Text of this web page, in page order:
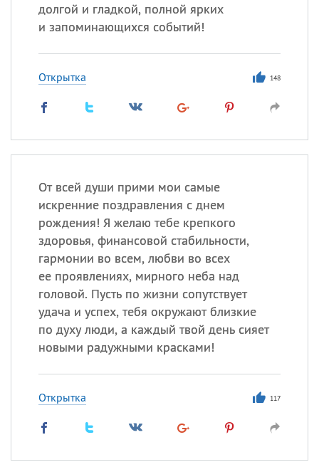
долгой и гладкой, полной ярких
и запоминающихся событий!
Открытка 148
От всей души прими мои самые
искренние поздравления с днем
рождения! Я желаю тебе крепкого
здоровья, финансовой стабильности,
гармонии во всем, любви во всех
ее проявлениях, мирного неба над
головой. Пусть по жизни сопутствует
удача и успех, тебя окружают близкие
по духу люди, а каждый твой день сияет
новыми радужными красками!
Открытка 117